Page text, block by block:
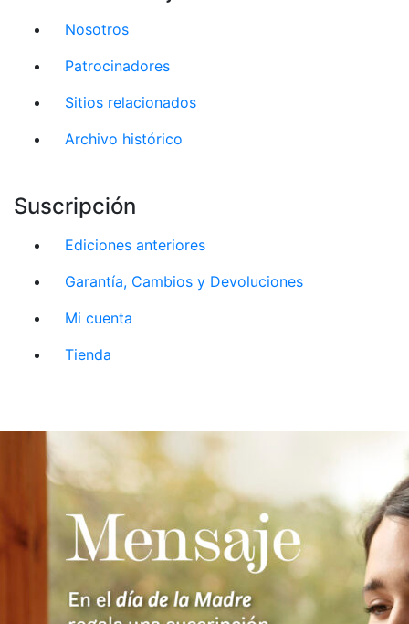
Nosotros
Patrocinadores
Sitios relacionados
Archivo histórico
Suscripción
Ediciones anteriores
Garantía, Cambios y Devoluciones
Mi cuenta
Tienda